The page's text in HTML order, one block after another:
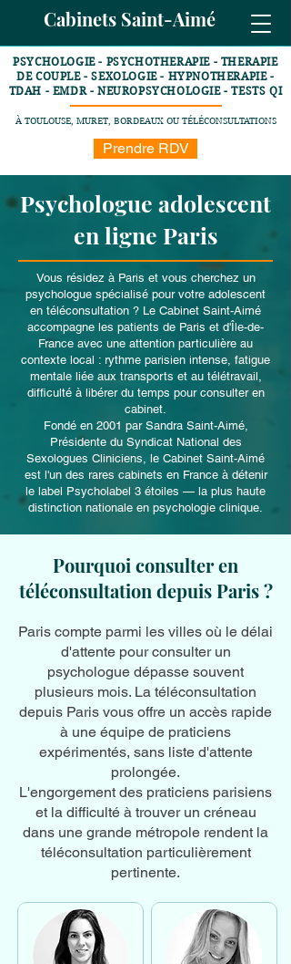
Cabinets Saint-Aimé
PSYCHOLOGIE - PSYCHOTHERAPIE - THERAPIE
DE COUPLE - SEXOLOGIE - HYPNOTHERAPIE -
TDAH - EMDR - NEUROPSYCHOLOGIE - TESTS QI
À TOULOUSE, MURET, BORDEAUX OU TÉLÉCONSULTATIONS
Prendre RDV
Psychologue adolescent
en ligne Paris
Vous résidez à Paris et vous cherchez un
psychologue spécialisé pour votre adolescent
en téléconsultation ? Le Cabinet Saint-Aimé
accompagne les patients de Paris et d'Île-de-
France avec une attention particulière au
contexte local : rythme parisien intense, fatigue
mentale liée aux transports et au télétravail,
difficulté à libérer du temps pour consulter en
cabinet.
Fondé en 2001 par Sandra Saint-Aimé,
Présidente du Syndicat National des
Sexologues Cliniciens, le Cabinet Saint-Aimé
est l'un des rares cabinets en France à détenir
le label Psycholabel 3 étoiles — la plus haute
distinction nationale en psychologie clinique.
Pourquoi consulter en
téléconsultation depuis Paris ?
Paris compte parmi les villes où le délai
d'attente pour consulter un
psychologue dépasse souvent
plusieurs mois. La téléconsultation
depuis Paris vous offre un accès rapide
à une équipe de praticiens
expérimentés, sans liste d'attente
prolongée.
L'engorgement des praticiens parisiens
et la difficulté à trouver un créneau
dans une grande métropole rendent la
téléconsultation particulièrement
pertinente.